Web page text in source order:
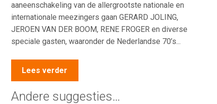
aaneenschakeling van de allergrootste nationale en
internationale meezingers gaan GERARD JOLING,
JEROEN VAN DER BOOM, RENE FROGER en diverse
speciale gasten, waaronder de Nederlandse 70’s...
Lees verder
Andere suggesties…